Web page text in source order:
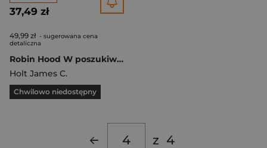
37,49 zł
49,99 zł - sugerowana cena
detaliczna
Robin Hood W poszukiwaniu legendarnego banity
Holt James C.
Chwilowo niedostępny
z 4